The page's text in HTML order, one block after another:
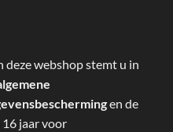
deze webshop stemt u in
en de
jaar voor